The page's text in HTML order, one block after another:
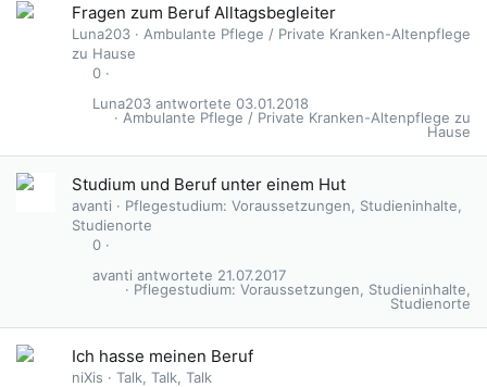
Fragen zum Beruf Alltagsbegleiter
Luna203
Ambulante Pflege / Private Kranken-Altenpflege
zu Hause
0
Ambulante Pflege / Private Kranken-Altenpflege zu
Hause
03.01.2018
Luna203
Studium und Beruf unter einem Hut
avanti
Pflegestudium: Voraussetzungen, Studieninhalte,
Studienorte
0
Pflegestudium: Voraussetzungen, Studieninhalte,
Studienorte
21.07.2017
avanti
Ich hasse meinen Beruf
niXis
Talk, Talk, Talk